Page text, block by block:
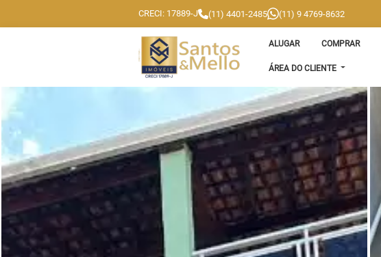
CRECI: 17889-J (11) 4401-2485 (11) 9 4769-8632
ALUGAR COMPRAR
ÁREA DO CLIENTE